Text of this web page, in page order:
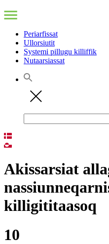
Periarfissat
Ullorsiutit
Systemi pillugu killiffik
Nutaarsiassat
Akissarsiat
killigititaasoq
10